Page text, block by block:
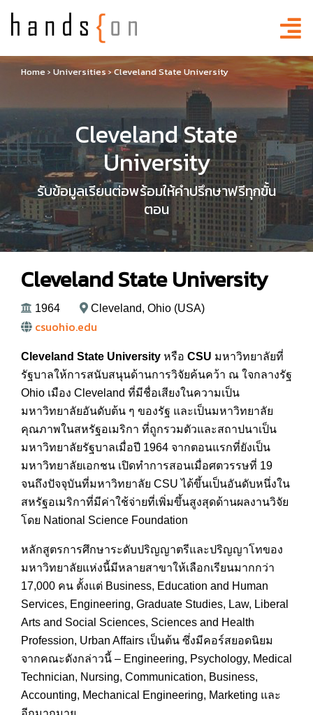
Home› Universities›Cleveland State University
Cleveland State
University
รับข้อมูลเรียนต่อพร้อมให้คำปรึกษาฟรีทุกขั้น
ตอน
Cleveland State University
1964 Cleveland, Ohio (USA)
csuohio.edu
Cleveland State University หรือ CSU มหาวิทยาลัยที่
รัฐบาลให้การสนับสนุนด้านการวิจัยค้นคว้า ณ ใจกลางรัฐ
Ohio เมือง Cleveland ที่มีชื่อเสียงในความเป็น
มหาวิทยาลัยอันดับต้น ๆ ของรัฐ และเป็นมหาวิทยาลัย
คุณภาพในสหรัฐอเมริกา ที่ถูกรวมตัวและสถาปนาเป็น
มหาวิทยาลัยรัฐบาลเมื่อปี 1964 จากตอนแรกที่ยังเป็น
มหาวิทยาลัยเอกชน เปิดทำการสอนเมื่อศตวรรษที่ 19
จนถึงปัจจุบันที่มหาวิทยาลัย CSU ได้ขึ้นเป็นอันดับหนึ่งใน
สหรัฐอเมริกาที่มีค่าใช้จ่ายที่เพิ่มขึ้นสูงสุดด้านผลงานวิจัย
โดย National Science Foundation
หลักสูตรการศึกษาระดับปริญญาตรีและปริญญาโทของ
มหาวิทยาลัยแห่งนี้มีหลายสาขาให้เลือกเรียนมากกว่า
17,000 คน ตั้งแต่ Business, Education and Human
Services, Engineering, Graduate Studies, Law, Liberal
Arts and Social Sciences, Sciences and Health
Profession, Urban Affairs เป็นต้น ซึ่งมีคอร์สยอดนิยม
จากคณะดังกล่าวนี้ – Engineering, Psychology, Medical
Technician, Nursing, Communication, Business,
Accounting, Mechanical Engineering, Marketing และ